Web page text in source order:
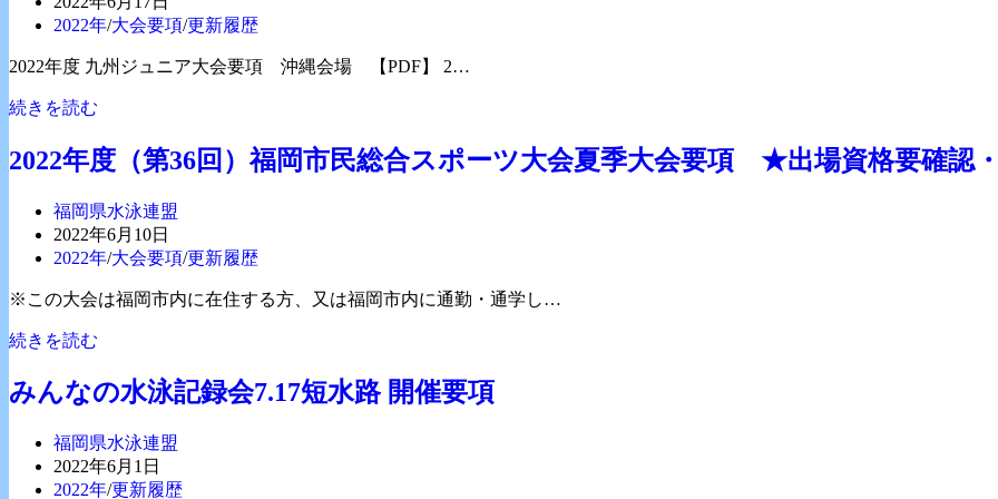
員
と
な
た
催
要
項
水
泳
競
実
施
要
項
者:
稿
開
日:
投
カ
ゴ
ー:
2022年/大会要項/更新履歴
2022年度 九州ジュニア大会要項 沖縄会場 【PDF】 2…
続きを読む
度
九
ジ
ュ
ニ
ア
大
項
沖
縄
会
場
2022年度（第36回）福岡市民総合スポーツ大会夏季大会要項 ★出場資格要確
投
稿
者:
福岡県水泳連盟
投
稿
開
日:
2022年6月10日
投
カ
ゴ
ー:
2022年/大会要項/更新履歴
※この大会は福岡市内に在住する方、又は福岡市内に通勤・通学し…
続きを読む
度
（第
回）
福
みんなの水泳記録会7.17短水路 開催要項
投
稿
者:
福岡県水泳連盟
投
稿
2022年6月1日
投
2022年/更新履歴